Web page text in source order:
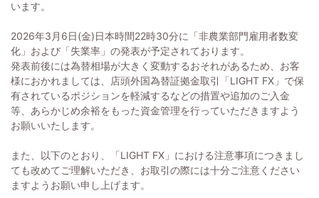
います。
2026年3月6日(金)日本時間22時30分に「非農業部門雇用者数変
化」および「失業率」の発表が予定されております。
発表前後には為替相場が大きく変動するおそれがあるため、お客
様におかれましては、店頭外国為替証拠金取引「LIGHT FX」で保
有されているポジションを軽減するなどの措置や追加のご入金
等、あらかじめ余裕をもった資金管理を行っていただきますよう
お願いいたします。
また、以下のとおり、「LIGHT FX」における注意事項につきまし
ても改めてご理解いただき、お取引の際には十分ご注意ください
ますようお願い申し上げます。